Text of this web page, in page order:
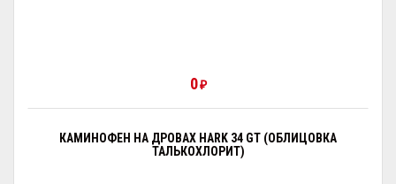
0 ₽
КАМИНОФЕН НА ДРОВАХ HARK 34 GT (ОБЛИЦОВКА
ТАЛЬКОХЛОРИТ)